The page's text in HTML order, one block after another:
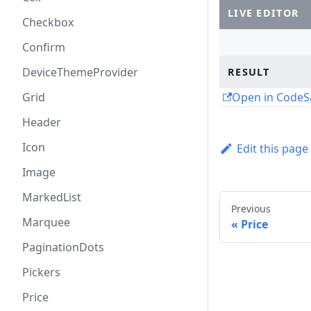
Checkbox
Confirm
DeviceThemeProvider
Grid
Header
Icon
Image
MarkedList
Marquee
PaginationDots
Pickers
Price
LIVE EDITOR
RESULT
Open in
Edit this page
Previous
Price